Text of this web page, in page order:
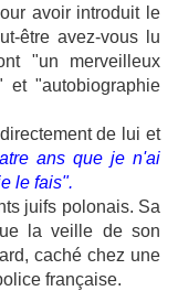
avoir introduit le
être avez-vous lu
"un merveilleux
et "autobiographie
de lui et
ans que je n'ai
le fais".
juifs polonais. Sa
la veille de son
caché chez une
française.